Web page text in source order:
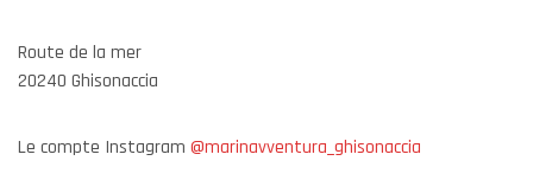
Route de la mer
20240 Ghisonaccia
Le compte Instagram @marinavventura_ghisonaccia